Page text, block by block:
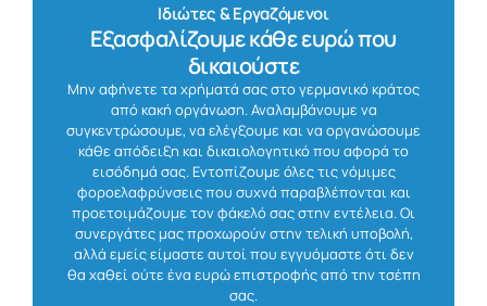
Ιδιώτες & Εργαζόμενοι
Εξασφαλίζουμε κάθε ευρώ που
δικαιούστε
Μην αφήνετε τα χρήματά σας στο γερμανικό κράτος
από κακή οργάνωση. Αναλαμβάνουμε να
συγκεντρώσουμε, να ελέγξουμε και να οργανώσουμε
κάθε απόδειξη και δικαιολογητικό που αφορά το
εισόδημά σας. Εντοπίζουμε όλες τις νόμιμες
φοροελαφρύνσεις που συχνά παραβλέπονται και
προετοιμάζουμε τον φάκελό σας στην εντέλεια. Οι
συνεργάτες μας προχωρούν στην τελική υποβολή,
αλλά εμείς είμαστε αυτοί που εγγυόμαστε ότι δεν
θα χαθεί ούτε ένα ευρώ επιστροφής από την τσέπη
σας.